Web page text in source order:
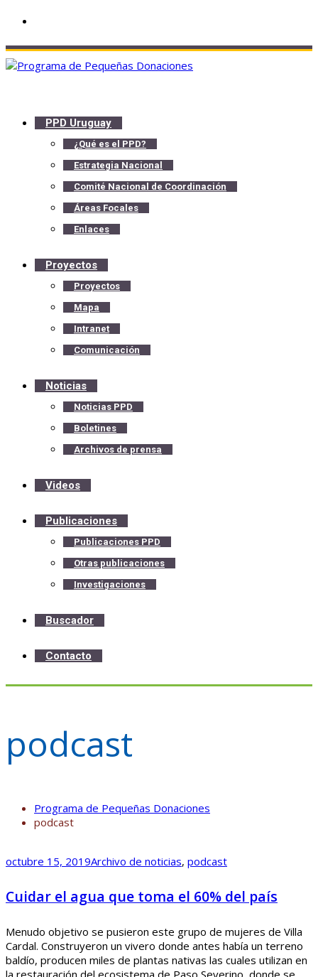
PPD Uruguay
¿Qué es el PPD?
Estrategia Nacional
Comité Nacional de Coordinación
Áreas Focales
Enlaces
Proyectos
Proyectos
Mapa
Intranet
Comunicación
Noticias
Noticias PPD
Boletines
Archivos de prensa
Videos
Publicaciones
Publicaciones PPD
Otras publicaciones
Investigaciones
Buscador
Contacto
podcast
Programa de Pequeñas Donaciones
podcast
octubre 15, 2019Archivo de noticias, podcast
Cuidar el agua que toma el 60% del país
Menudo objetivo se pusieron este grupo de mujeres de Villa
Cardal. Construyeron un vivero donde antes había un terreno
baldío, producen miles de plantas nativas las cuales utilizan en
la restauración del ecosistema de Paso Severino, donde se